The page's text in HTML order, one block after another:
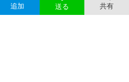
追加 送る 共有